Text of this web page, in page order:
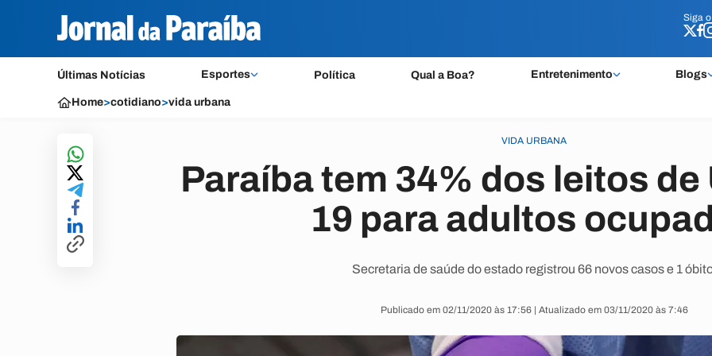
Siga o
Últimas Notícias Esportes Política Qual a Boa? Entretenimento Blogs
Siga o
Home>cotidiano>vida urbana
VIDA URBANA
Paraíba tem 34% dos leitos de
19 para adultos
Secretaria de saúde do estado registrou 66 novos casos e 1
Publicado em 02/11/2020 às 17:56 | Atualizado em 03/11/2020 às 7:46